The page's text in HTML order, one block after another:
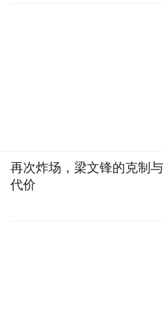
再次炸场，梁文锋的克制与
代价